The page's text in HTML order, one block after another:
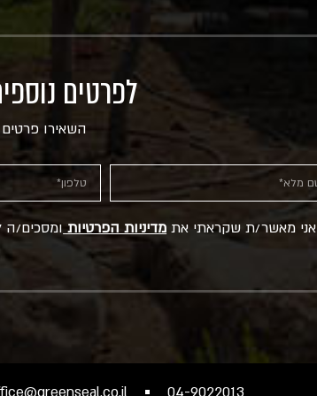
לפרטים
השאירו פרטים
אני מאשר/ת שקראתי את מדיניות הפרטיותומסכים/ה